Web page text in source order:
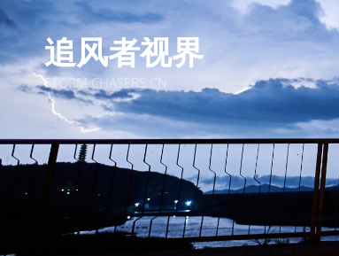
追风者视界
STORM CHASERS CN